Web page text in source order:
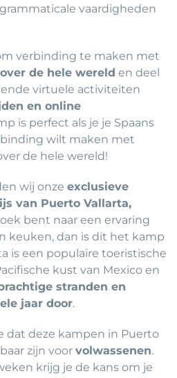
vaardigheden
verbinding te maken met
de hele wereld en deel
virtuele activiteiten
en online
is perfect als je je Spaans
wilt maken met
de hele wereld!
wij onze exclusieve
van Puerto Vallarta,
bent naar een ervaring
keuken, dan is dit het kamp
is een populaire toeristische
kust van Mexico en
stranden en
jaar door.
dat deze kampen in Puerto
zijn voor volwassenen.
krijg je de kans om je